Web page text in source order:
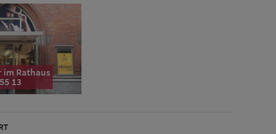
Rathaus
13